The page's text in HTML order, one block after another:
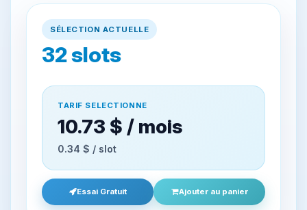
SÉLECTION ACTUELLE
32slots
TARIF SELECTIONNE
10.73 $ / mois
0.34 $ / slot
Essai Gratuit Ajouter au panier